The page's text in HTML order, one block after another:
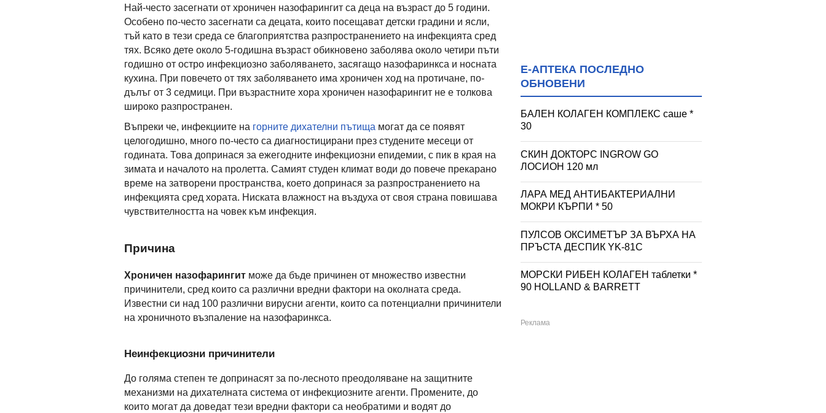
Най-често засегнати от хроничен назофарингит са деца на възраст до 5 години.
Особено по-често засегнати са децата, които посещават детски градини и ясли,
тъй като в тези среда се благоприятства разпространението на инфекцията сред
тях. Всяко дете около 5-годишна възраст обикновено заболява около четири пъти
годишно от остро инфекциозно заболяването, засягащо назофаринкса и носната
кухина. При повечето от тях заболяването има хроничен ход на протичане, по-
дълъг от 3 седмици. При възрастните хора хроничен назофарингит не е толкова
широко разпространен.
Въпреки че, инфекциите на горните дихателни пътища могат да се появят
целогодишно, много по-често са диагностицирани през студените месеци от
годината. Това допринася за ежегодните инфекциозни епидемии, с пик в края на
зимата и началото на пролетта. Самият студен климат води до повече прекарано
време на затворени пространства, което допринася за разпространението на
инфекцията сред хората. Ниската влажност на въздуха от своя страна повишава
чувствителността на човек към инфекция.
Причина
Хроничен назофарингит може да бъде причинен от множество известни
причинители, сред които са различни вредни фактори на околната среда.
Известни си над 100 различни вирусни агенти, които са потенциални причинители
на хроничното възпаление на назофаринкса.
Неинфекциозни причинители
До голяма степен те допринасят за по-лесното преодоляване на защитните
механизми на дихателната система от инфекциозните агенти. Промените, до
които могат да доведат тези вредни фактори са необратими и водят до
Е-АПТЕКА ПОСЛЕДНО
ОБНОВЕНИ
БАЛЕН КОЛАГЕН КОМПЛЕКС саше *
30
СКИН ДОКТОРС INGROW GO
ЛОСИОН 120 мл
ЛАРА МЕД АНТИБАКТЕРИАЛНИ
МОКРИ КЪРПИ * 50
ПУЛСОВ ОКСИМЕТЪР ЗА ВЪРХА НА
ПРЪСТА ДЕСПИК YK-81C
МОРСКИ РИБЕН КОЛАГЕН таблетки *
90 HOLLAND & BARRETT